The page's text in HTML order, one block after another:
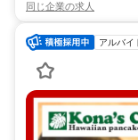
同じ企業の求人
アルバイ